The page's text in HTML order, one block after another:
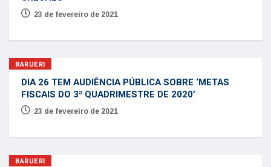
23 de fevereiro de 2021
BARUERI
DIA 26 TEM AUDIÊNCIA PÚBLICA SOBRE ‘METAS
FISCAIS DO 3ª QUADRIMESTRE DE 2020’
23 de fevereiro de 2021
BARUERI